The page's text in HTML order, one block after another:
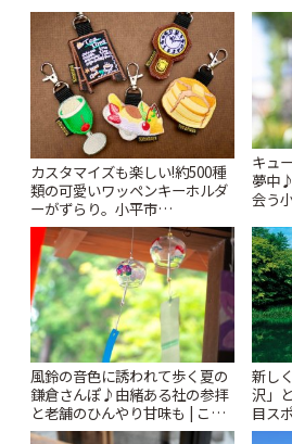
カスタマイズも楽しい!約500種
類の可愛いワッペンキーホルダ
ーがずらり。小平市
「Kimamaya T&K」 | ことりっ
ぷ
キュ
夢中
会う
風鈴の音色に誘われて歩く夏の
鎌倉さんぽ♪由緒ある社の参拝
と老舗のひんやり甘味も | こと
りっぷ
新し
沢」
目ス
ー開